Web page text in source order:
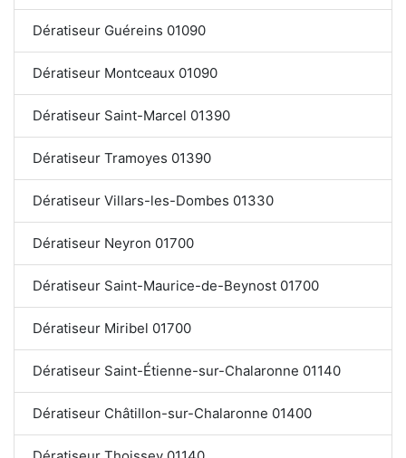
Dératiseur Guéreins 01090
Dératiseur Montceaux 01090
Dératiseur Saint-Marcel 01390
Dératiseur Tramoyes 01390
Dératiseur Villars-les-Dombes 01330
Dératiseur Neyron 01700
Dératiseur Saint-Maurice-de-Beynost 01700
Dératiseur Miribel 01700
Dératiseur Saint-Étienne-sur-Chalaronne 01140
Dératiseur Châtillon-sur-Chalaronne 01400